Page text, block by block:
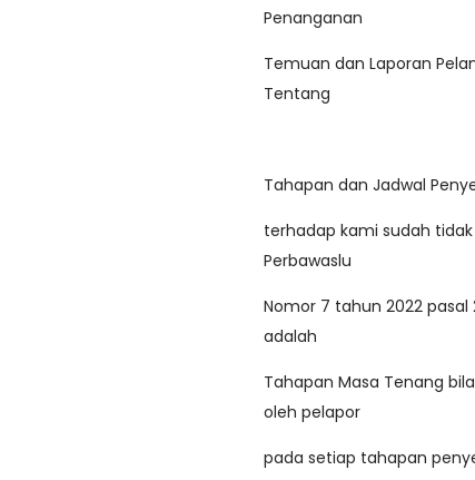
Penanganan
Temuan dan Laporan
Tentang
Tahapan dan Jadwal
terhadap kami sudah
Perbawaslu
Nomor 7 tahun 2022
adalah
Tahapan Masa Tenang
oleh pelapor
pada setiap tahapan